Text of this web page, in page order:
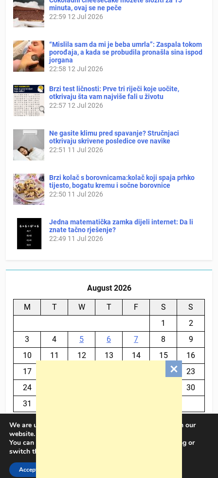
minuta, ovaj se ne peče
22:59 12 Jul 2026
“Mislila sam da mi je beba umrla”: Zaspala tokom
porođaja, a kada se probudila pronašla sina ispod
jorgana
22:58 12 Jul 2026
Brzi test ličnosti: Prve tri riječi koje uočite,
otkrivaju šta vam najviše fali u životu
22:57 12 Jul 2026
Ne gasite klimu pred spavanje? Stručnjaci
otkrivaju skrivene posledice ove navike
22:51 11 Jul 2026
Brzi kolač s borovnicama:kolač koji spaja prhko
tijesto, bogatu kremu i sočne borovnice
22:50 11 Jul 2026
Jedna matematička zamka dijeli internet: Da li
znate tačno rješenje?
22:49 11 Jul 2026
August 2026
M T W T F S
S
1
2
3
4 5 6 7 8
9
10
11 12 13 14 15
16
17
23
24
30
31
BalkanPlus 2024© Powered By
We are using cookies to give you the best experience on our
website.
You can find out more about which cookies we are using or
switch them off in
Accept